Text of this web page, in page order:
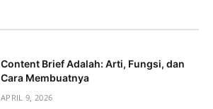
Content Brief Adalah: Arti, Fungsi, dan
Cara Membuatnya
APRIL 9, 2026